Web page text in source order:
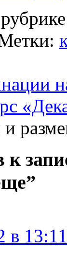
к
в 13:11